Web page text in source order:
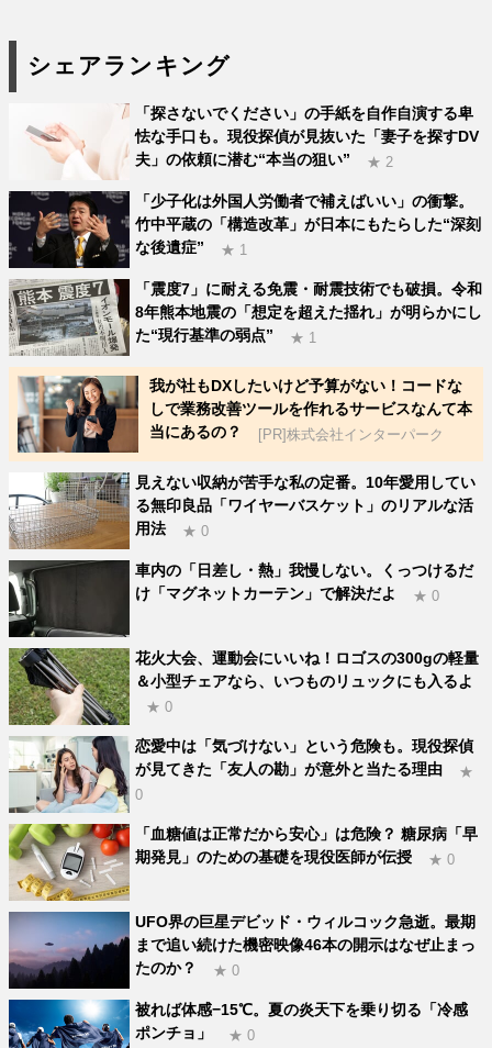
シェアランキング
「探さないでください」の手紙を自作自演する卑
怯な手口も。現役探偵が見抜いた「妻子を探すDV
夫」の依頼に潜む“本当の狙い”
★ 2
「少子化は外国人労働者で補えばいい」の衝撃。
竹中平蔵の「構造改革」が日本にもたらした“深刻
な後遺症”
★ 1
「震度7」に耐える免震・耐震技術でも破損。令和
8年熊本地震の「想定を超えた揺れ」が明らかにし
た“現行基準の弱点”
★ 1
我が社もDXしたいけど予算がない！コードな
しで業務改善ツールを作れるサービスなんて本
当にあるの？
[PR]株式会社インターパーク
見えない収納が苦手な私の定番。10年愛用してい
る無印良品「ワイヤーバスケット」のリアルな活
用法
★ 0
車内の「日差し・熱」我慢しない。くっつけるだ
け「マグネットカーテン」で解決だよ
★ 0
花火大会、運動会にいいね！ロゴスの300gの軽量
＆小型チェアなら、いつものリュックにも入るよ
★ 0
恋愛中は「気づけない」という危険も。現役探偵
が見てきた「友人の勘」が意外と当たる理由
★
0
「血糖値は正常だから安心」は危険？ 糖尿病「早
期発見」のための基礎を現役医師が伝授
★ 0
UFO界の巨星デビッド・ウィルコック急逝。最期
まで追い続けた機密映像46本の開示はなぜ止まっ
たのか？
★ 0
被れば体感−15℃。夏の炎天下を乗り切る「冷感
ポンチョ」
★ 0